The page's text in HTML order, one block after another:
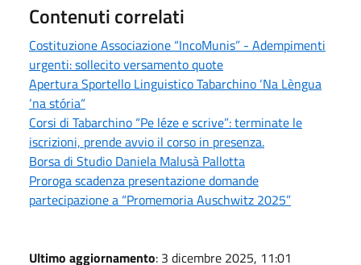
Contenuti correlati
Costituzione Associazione “IncoMunis” - Adempimenti
urgenti: sollecito versamento quote
Apertura Sportello Linguistico Tabarchino ‘Na Lèngua
‘na stória“
Corsi di Tabarchino “Pe léze e scrive”: terminate le
iscrizioni, prende avvio il corso in presenza.
Borsa di Studio Daniela Malusà Pallotta
Proroga scadenza presentazione domande
partecipazione a “Promemoria Auschwitz 2025”
Ultimo aggiornamento: 3 dicembre 2025, 11:01